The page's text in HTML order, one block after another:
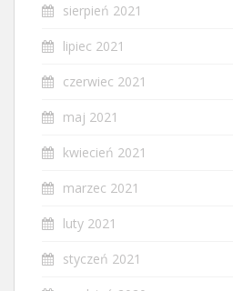
sierpień 2021
lipiec 2021
czerwiec 2021
maj 2021
kwiecień 2021
marzec 2021
luty 2021
styczeń 2021